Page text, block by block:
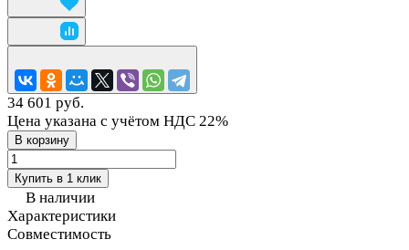
34 601 руб.
Цена указана с учётом НДС 22%
В корзину
Купить в 1 клик
В наличии
Характеристики
Совместимость